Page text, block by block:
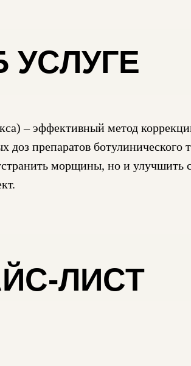
УСЛУГЕ
– эффективный метод
доз препаратов ботулинического
морщины, но и улучшить
ЛИСТ